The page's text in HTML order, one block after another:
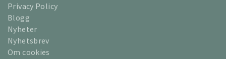
Privacy Policy
Blogg
Nyheter
Nyhetsbrev
Om cookies